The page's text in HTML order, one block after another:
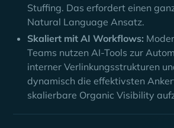
Stuffing. Das erfordert einen
Natural Language Ansatz.
Skaliert mit AI Workflows:
Teams nutzen AI-Tools zur
interner Verlinkungsstrukturen
dynamisch die effektivsten
skalierbare Organic Visibility